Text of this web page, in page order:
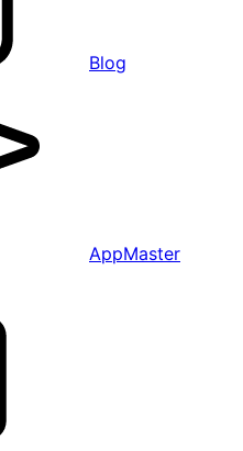
Blog
AppMaster